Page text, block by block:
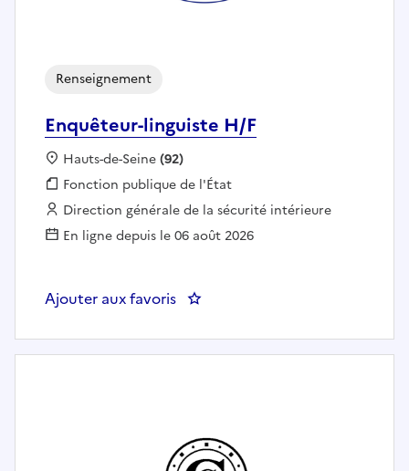
Enquêteur-linguiste H/F
Renseignement
Localisation :
Hauts-de-Seine(92)
Fonction publique :
Fonction publique de l'État
Employeur :
Direction générale de la sécurité intérieure
En ligne depuis le 06 août 2026
Ajouter aux favoris : Enquêteur-linguiste H/F